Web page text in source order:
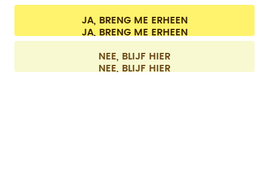
Cookie-instellingen Algemene voorwaarden
Juridische informatie Overeenkomst herroepen
Alle prijzen zijn inclusief BTW en exclusief verzendkosten.
JA, BRENG ME ERHEEN
NEE, BLIJF HIER